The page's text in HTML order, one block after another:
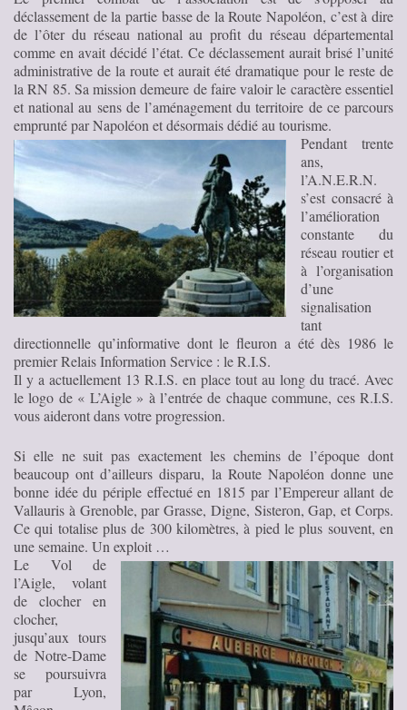
déclassement de la partie basse de la Route Napoléon, c’est à dire
de l’ôter du réseau national au profit du réseau départemental
comme en avait décidé l’état. Ce déclassement aurait brisé l’unité
administrative de la route et aurait été dramatique pour le reste de
la RN 85. Sa mission demeure de faire valoir le caractère essentiel
et national au sens de l’aménagement du territoire de ce parcours
emprunté par Napoléon et désormais dédié au tourisme.
Pendant trente
ans,
l’A.N.E.R.N.
s’est consacré à
l’amélioration
constante du
réseau routier et
à l’organisation
d’une
signalisation
tant
directionnelle qu’informative dont le fleuron a été dès 1986 le
premier Relais Information Service : le R.I.S.
Il y a actuellement 13 R.I.S. en place tout au long du tracé. Avec
le logo de « L’Aigle » à l’entrée de chaque commune, ces R.I.S.
vous aideront dans votre progression.
Si elle ne suit pas exactement les chemins de l’époque dont
beaucoup ont d’ailleurs disparu, la Route Napoléon donne une
bonne idée du périple effectué en 1815 par l’Empereur allant de
Vallauris à Grenoble, par Grasse, Digne, Sisteron, Gap, et Corps.
Ce qui totalise plus de 300 kilomètres, à pied le plus souvent, en
une semaine. Un exploit …
Le Vol de
l’Aigle, volant
de clocher en
clocher,
jusqu’aux tours
de Notre-Dame
se poursuivra
par Lyon,